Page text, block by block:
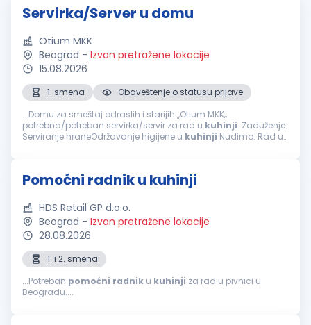
Servirka/Server u domu
Otium MKK
Beograd - Izvan pretražene lokacije
15.08.2026
1. smena
Obaveštenje o statusu prijave
...Domu za smeštaj odraslih i starijih ,,Otium MKK‚‚
potrebna/potreban servirka/servir za rad u kuhinji. Zaduženje:
Serviranje hraneOdržavanje higijene u kuhinji Nudimo: Rad u
Pomoćni radnik u kuhinji
HDS Retail GP d.o.o.
Beograd - Izvan pretražene lokacije
28.08.2026
1. i 2. smena
...Potreban pomoćni radnik u kuhinji za rad u pivnici u
Beogradu....